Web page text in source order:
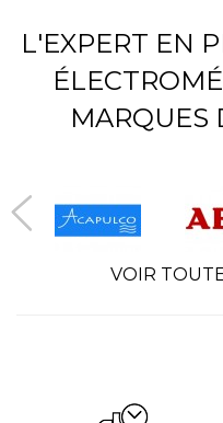
L'EXPERT EN
MARQUES
VOIR